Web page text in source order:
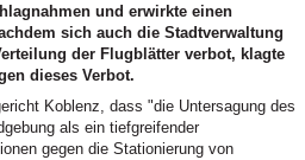
und erwirkte einen
sich auch die Stadtverwaltung
der Flugblätter verbot, klagte
dieses Verbot.
Koblenz, dass "die Untersagung des
als ein tiefgreifender
gegen die Stationierung von